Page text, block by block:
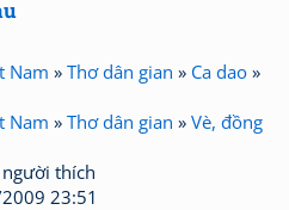
Nam » Thơ dân gian » Ca dao »
Nam » Thơ dân gian » Vè, đồng
thích
23:51